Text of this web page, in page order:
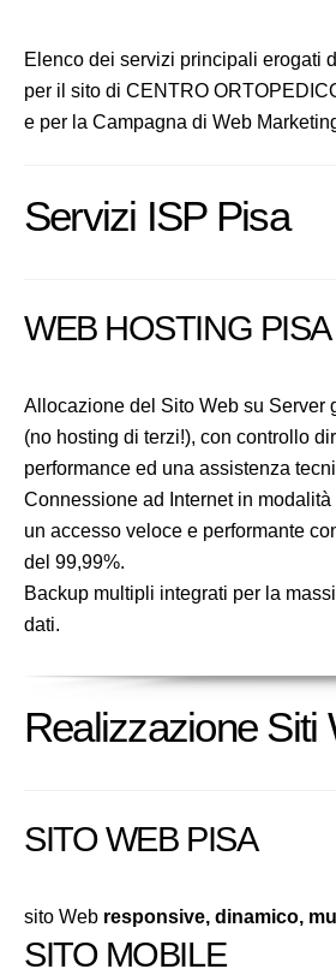
Elenco dei servizi principali erogati
per il sito di CENTRO
e per la Campagna di Web
Servizi ISP Pisa
WEB HOSTING PISA
Allocazione del Sito Web su Server
(no hosting di terzi!), con controllo
performance ed una assistenza
Connessione ad Internet in
un accesso veloce e performante
del 99,99%.
Backup multipli integrati per la
dati.
Realizzazione Siti
SITO WEB PISA
sito Web responsive, dinamico,
SITO MOBILE